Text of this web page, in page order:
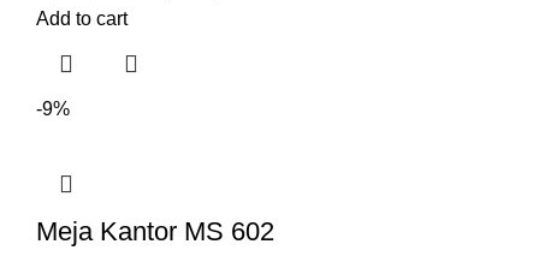
Add to cart
-9%
Meja Kantor MS 602